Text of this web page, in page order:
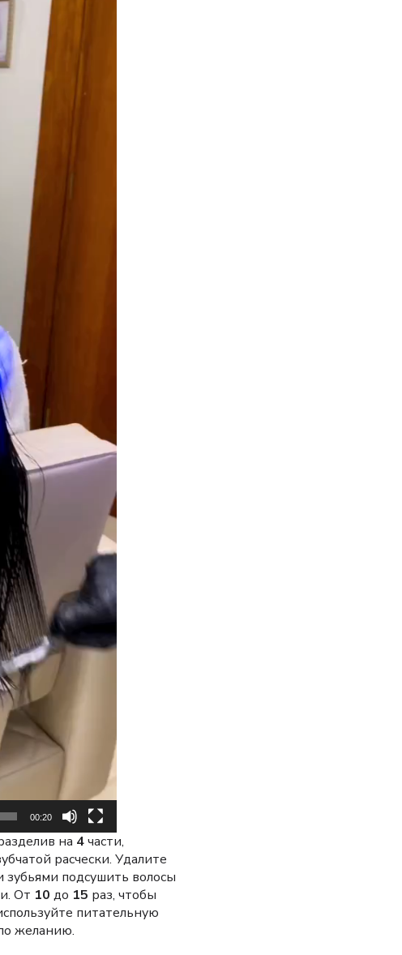
00:20
на 4части,
расчески. Удалите
подсушить волосы
От 10 до 15 раз, чтобы
питательную
желанию.